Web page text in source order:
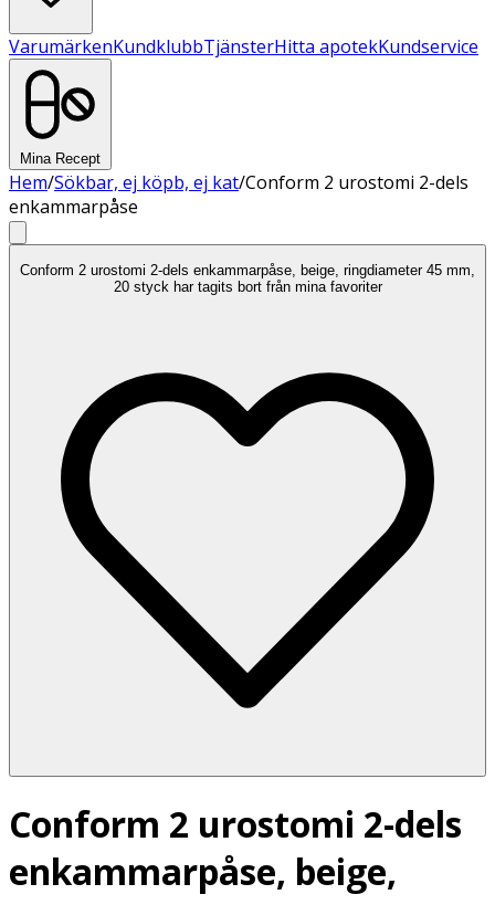
VarumärkenKundklubbTjänsterHitta apotekKundservice
Mina Recept
Hem/Sökbar, ej köpb, ej kat/Conform 2 urostomi 2-dels
enkammarpåse
Conform 2 urostomi 2-dels enkammarpåse, beige, ringdiameter 45 mm,
20 styck har tagits bort från mina favoriter
Conform 2 urostomi 2-dels
enkammarpåse, beige,